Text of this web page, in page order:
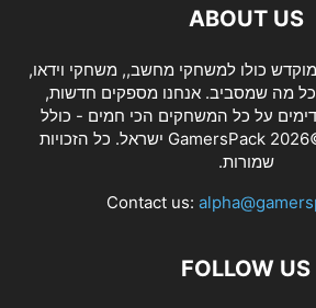
ABOUT US
כולו למשחקי מחשב,, משחקי וידאו,
מה שמסביב. אנחנו מספקים חדשות,
על כל המשחקים הכי חמים - כולל
משחקים ישראלים.©2026 GamersPack ישראל. כל הזכויות
שמורות.
Contact us:
FOLLOW US